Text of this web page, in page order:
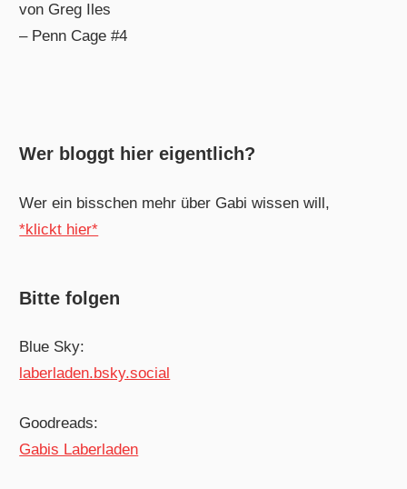
von Greg Iles
– Penn Cage #4
Wer bloggt hier eigentlich?
Wer ein bisschen mehr über Gabi wissen will,
*klickt hier*
Bitte folgen
Blue Sky:
laberladen.bsky.social
Goodreads:
Gabis Laberladen